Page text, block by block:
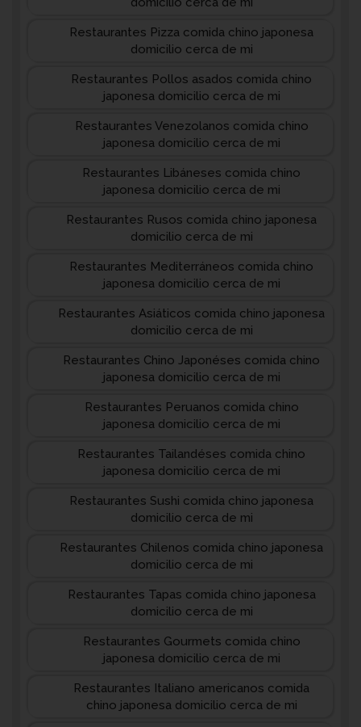
Restaurantes Pizza comida chino japonesa
domicilio cerca de mi
Restaurantes Pollos asados comida chino
japonesa domicilio cerca de mi
Restaurantes Venezolanos comida chino
japonesa domicilio cerca de mi
Restaurantes Libáneses comida chino
japonesa domicilio cerca de mi
Restaurantes Rusos comida chino japonesa
domicilio cerca de mi
Restaurantes Mediterráneos comida chino
japonesa domicilio cerca de mi
Restaurantes Asiáticos comida chino japonesa
domicilio cerca de mi
Restaurantes Chino Japonéses comida chino
japonesa domicilio cerca de mi
Restaurantes Peruanos comida chino
japonesa domicilio cerca de mi
Restaurantes Tailandéses comida chino
japonesa domicilio cerca de mi
Restaurantes Sushi comida chino japonesa
domicilio cerca de mi
Restaurantes Chilenos comida chino japonesa
domicilio cerca de mi
Restaurantes Tapas comida chino japonesa
domicilio cerca de mi
Restaurantes Gourmets comida chino
japonesa domicilio cerca de mi
Restaurantes Italiano americanos comida
chino japonesa domicilio cerca de mi